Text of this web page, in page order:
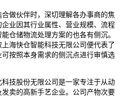
伙伴时，深切理解各办事商的焦
业因其行业属性、营业规模、流程
仓储物流处理方案的也各有侧沉。
海快仓智能科技无限公司便代表了
按照本身需求的侧沉点进行审慎选
技股份无限公司是一家专注于从动
卖的高新手艺企业。公司产物次要